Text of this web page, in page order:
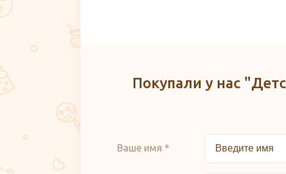
Покупали у нас
Ваше имя *